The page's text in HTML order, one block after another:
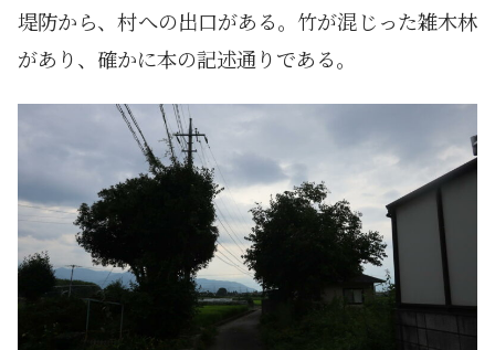
堤防から、村への出口がある。竹が混じった雑木林
があり、確かに本の記述通りである。